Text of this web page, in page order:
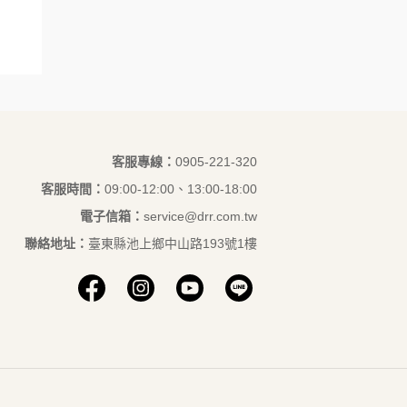
客服專線： ‭0905-221-320‬
客服時間： 09:00-12:00、13:00-18:00
電子信箱： service@drr.com.tw
聯絡地址： 臺東縣池上鄉中山路193號1樓